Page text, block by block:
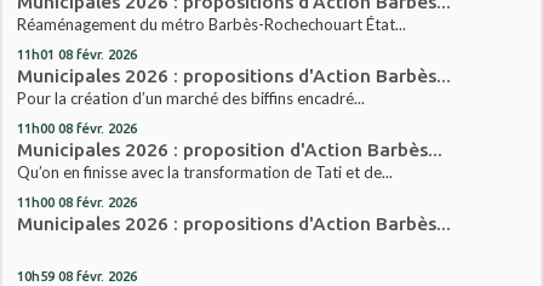
Réaménagement du métro Barbès-Rochechouart État...
11h01 08 févr. 2026
Municipales 2026 : propositions d'Action Barbès...
Pour la création d’un marché des biffins encadré...
11h00 08 févr. 2026
Municipales 2026 : proposition d'Action Barbès...
Qu’on en finisse avec la transformation de Tati et de...
11h00 08 févr. 2026
Municipales 2026 : propositions d'Action Barbès...
10h59 08 févr. 2026